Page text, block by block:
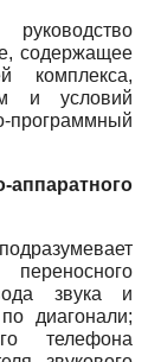
содержащее
комплекса,
и условий
программный
переносного
звука и
диагонали;
телефона